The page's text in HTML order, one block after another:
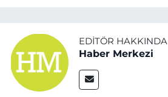
EDITÖR HAKKINDA
Haber Merkezi